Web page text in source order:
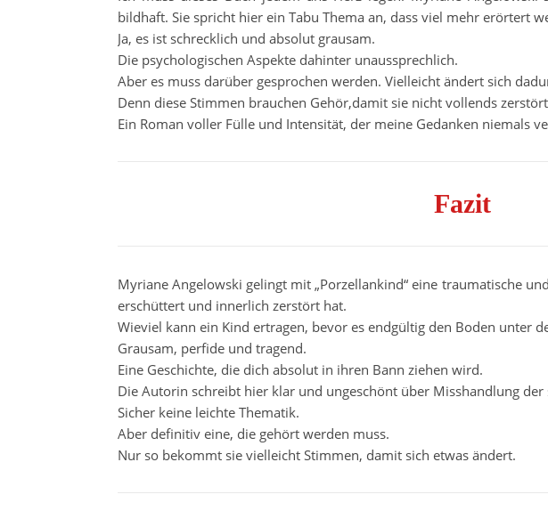
bildhaft. Sie spricht hier ein Tabu Thema an, dass viel mehr erörtert
Ja, es ist schrecklich und absolut grausam.
Die psychologischen Aspekte dahinter unaussprechlich.
Aber es muss darüber gesprochen werden. Vielleicht ändert sich
Denn diese Stimmen brauchen Gehör,damit sie nicht vollends
Ein Roman voller Fülle und Intensität, der meine Gedanken niemals
Fazit
Myriane Angelowski gelingt mit „Porzellankind“ eine traumatische
erschüttert und innerlich zerstört hat.
Wieviel kann ein Kind ertragen, bevor es endgültig den Boden unter
Grausam, perfide und tragend.
Eine Geschichte, die dich absolut in ihren Bann ziehen wird.
Die Autorin schreibt hier klar und ungeschönt über Misshandlung
Sicher keine leichte Thematik.
Aber definitiv eine, die gehört werden muss.
Nur so bekommt sie vielleicht Stimmen, damit sich etwas ändert.